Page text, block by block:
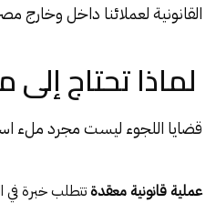
القانونية لعملائنا داخل وخارج
لماذا تحتاج
قضايا اللجوء ليست مجرد ملء
عملية قانونية معقدةتتطلب خبرة في